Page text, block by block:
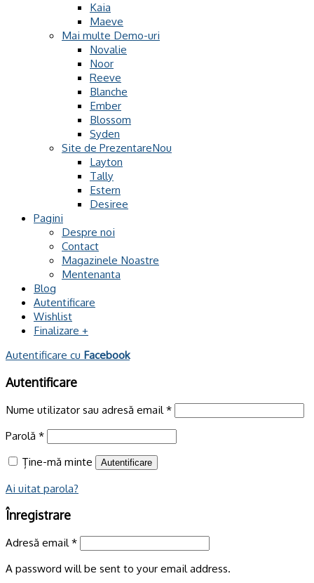
Kaia
Maeve
Mai multe Demo-uri
Novalie
Noor
Reeve
Blanche
Ember
Blossom
Syden
Site de Prezentare
Layton
Tally
Estern
Desiree
Pagini
Despre noi
Contact
Magazinele Noastre
Mentenanta
Blog
Autentificare
Wishlist
Finalizare +
Autentificare cu Facebook
Autentificare
Nume utilizator sau adresă email*
Parolă *
Ține-mă minte
Autentificare
Ai uitat parola?
Înregistrare
Adresă email*
A password will be sent to your email address.